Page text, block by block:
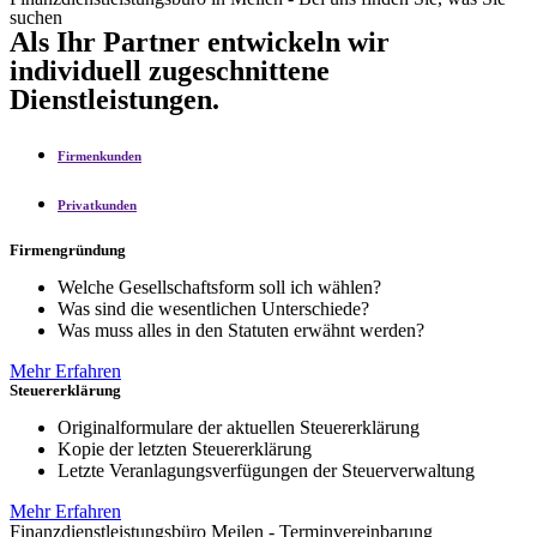
suchen
Als Ihr Partner entwickeln wir
individuell zugeschnittene
Dienstleistungen.
Firmenkunden
Privatkunden
Firmengründung
Welche Gesellschaftsform soll ich wählen?
Was sind die wesentlichen Unterschiede?
Was muss alles in den Statuten erwähnt werden?
Mehr Erfahren
Steuererklärung
Originalformulare der aktuellen Steuererklärung
Kopie der letzten Steuererklärung
Letzte Veranlagungsverfügungen der Steuerverwaltung
Mehr Erfahren
Finanzdienstleistungsbüro Meilen - Terminvereinbarung